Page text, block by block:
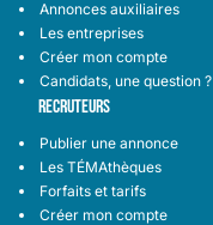
Annonces auxiliaires
Les entreprises
Créer mon compte
Candidats, une question ?
RECRUTEURS
Publier une annonce
Les TÉMAthèques
Forfaits et tarifs
Créer mon compte